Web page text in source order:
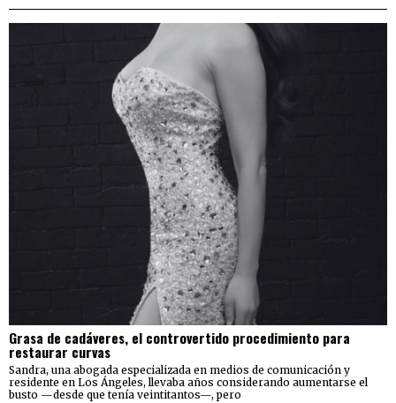
Grasa de cadáveres, el controvertido procedimiento para
restaurar curvas
Sandra, una abogada especializada en medios de comunicación y
residente en Los Ángeles, llevaba años considerando aumentarse el
busto —desde que tenía veintitantos—, pero